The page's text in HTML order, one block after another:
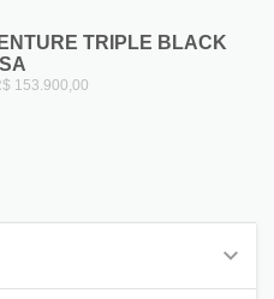
TRIPLE BLACK
153.900,00